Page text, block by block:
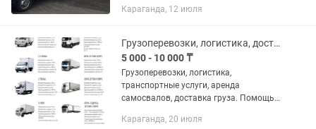
СНГ. Услуги грузчиков! Наличие ИП на
Караганда, 12 июля
Грузоперевозки, логистика, доставка, рефрижератор, фура, газель
5 000 - 10 000 ₸
Грузоперевозки, логистика,
транспортные услуги, аренда
самосвалов, доставка груза. Помощь
Предоставляем транспорт под любые
Караганда, 20 июля